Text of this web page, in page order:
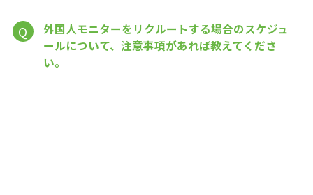
Q
外国人モニターをリクルートする場合のスケジュ
ールについて、注意事項があれば教えてくださ
い。